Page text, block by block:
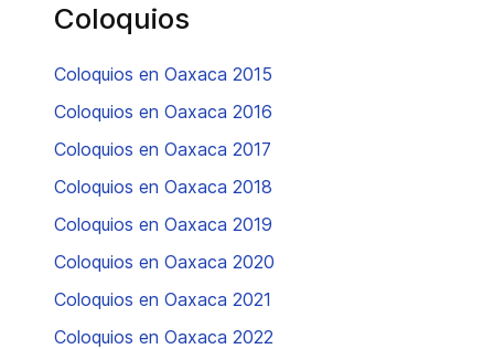
Coloquios
Coloquios en Oaxaca 2015
Coloquios en Oaxaca 2016
Coloquios en Oaxaca 2017
Coloquios en Oaxaca 2018
Coloquios en Oaxaca 2019
Coloquios en Oaxaca 2020
Coloquios en Oaxaca 2021
Coloquios en Oaxaca 2022